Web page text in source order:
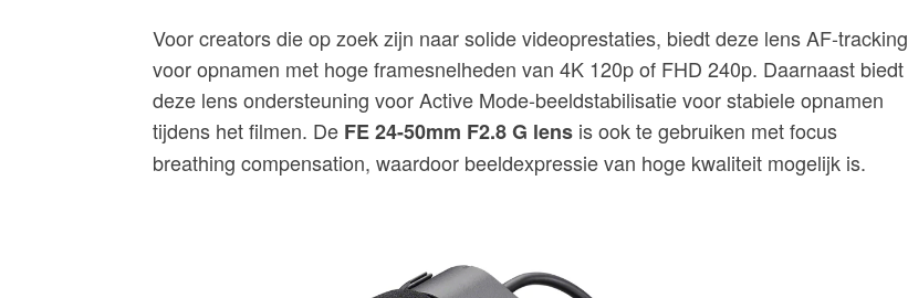
Voor creators die op zoek zijn naar solide videoprestaties, biedt deze lens AF-tracking
voor opnamen met hoge framesnelheden van 4K 120p of FHD 240p. Daarnaast biedt
deze lens ondersteuning voor Active Mode-beeldstabilisatie voor stabiele opnamen
tijdens het filmen. De FE 24-50mm F2.8 G lens is ook te gebruiken met focus
breathing compensation, waardoor beeldexpressie van hoge kwaliteit mogelijk is.